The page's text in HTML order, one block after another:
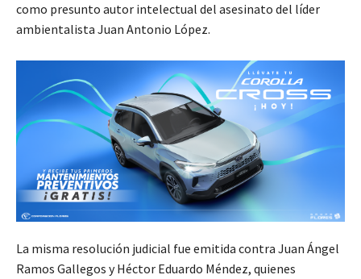
como presunto autor intelectual del asesinato del líder
ambientalista Juan Antonio López.
La misma resolución judicial fue emitida contra Juan Ángel
Ramos Gallegos y Héctor Eduardo Méndez, quienes